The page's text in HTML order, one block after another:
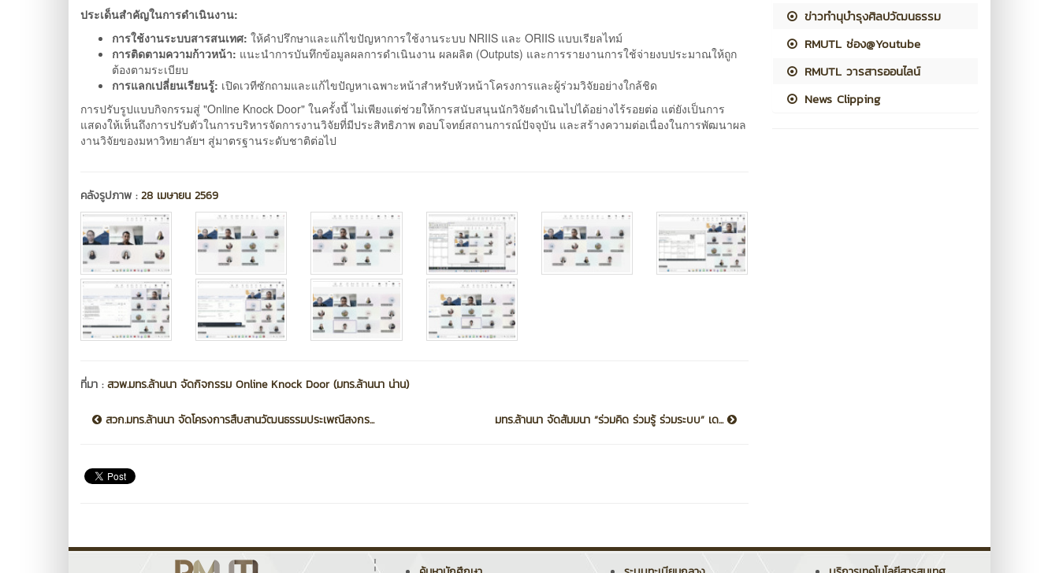
ประเด็นสำคัญในการดำเนินงาน:
การใช้งานระบบสารสนเทศ: ให้คำปรึกษาและแก้ไขปัญหาการใช้งานระบบ NRIIS และ ORIIS แบบเรียลไทม์
การติดตามความก้าวหน้า: แนะนำการบันทึกข้อมูลผลการดำเนินงาน ผลผลิต (Outputs) และการรายงานการใช้จ่ายงบประมาณให้ถูก
ต้องตามระเบียบ
การแลกเปลี่ยนเรียนรู้: เปิดเวทีซักถามและแก้ไขปัญหาเฉพาะหน้าสำหรับหัวหน้าโครงการและผู้ร่วมวิจัยอย่างใกล้ชิด
การปรับรูปแบบกิจกรรมสู่ "Online Knock Door" ในครั้งนี้ ไม่เพียงแต่ช่วยให้การสนับสนุนนักวิจัยดำเนินไปได้อย่างไร้รอยต่อ แต่ยังเป็นการ
แสดงให้เห็นถึงการปรับตัวในการบริหารจัดการงานวิจัยที่มีประสิทธิภาพ ตอบโจทย์สถานการณ์ปัจจุบัน และสร้างความต่อเนื่องในการพัฒนาผล
งานวิจัยของมหาวิทยาลัยฯ สู่มาตรฐานระดับชาติต่อไป
คลังรูปภาพ :28 เมษายน 2569
ที่มา :สวพ.มทร.ล้านนา จัดกิจกรรม Online Knock Door (มทร.ล้านนา น่าน)
สวก.มทร.ล้านนา จัดโครงการสืบสานวัฒนธรรมประเพณีสงกร... มทร.ล้านนา จัดสัมมนา “ร่วมคิด ร่วมรู้ ร่วมระบบ” เด...
ข่าวทำนุบำรุงศิลปวัฒนธรรม
RMUTL ช่อง@Youtube
RMUTL วารสารออนไลน์
News Clipping